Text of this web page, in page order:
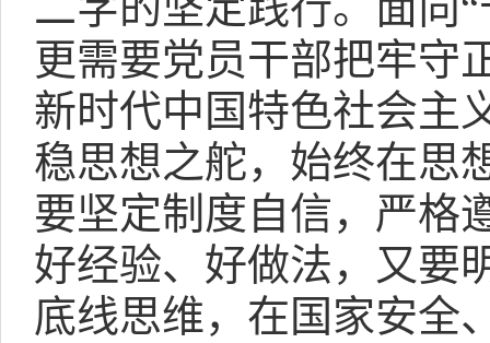
更需要党员干部把牢守
新时代中国特色社会主
稳思想之舵，始终在思
要坚定制度自信，严格
好经验、好做法，又要
底线思维，在国家安全